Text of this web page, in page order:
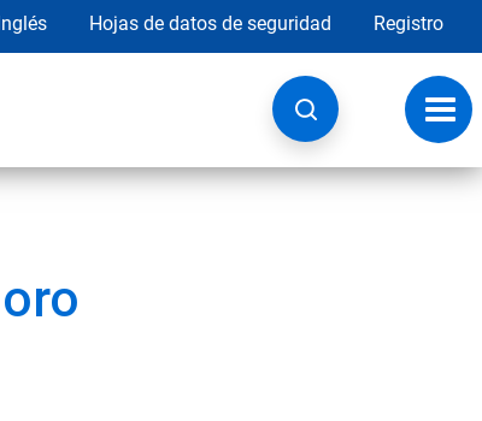
Hojas de datos de seguridad Registro
de